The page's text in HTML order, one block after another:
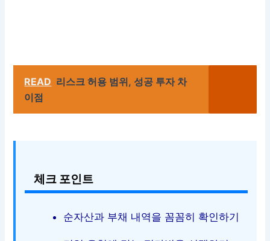
READ 리스크 허용 범위, 성공 투자 차
이점
체크 포인트
순자산과 부채 내역을 꼼꼼히 확인하기